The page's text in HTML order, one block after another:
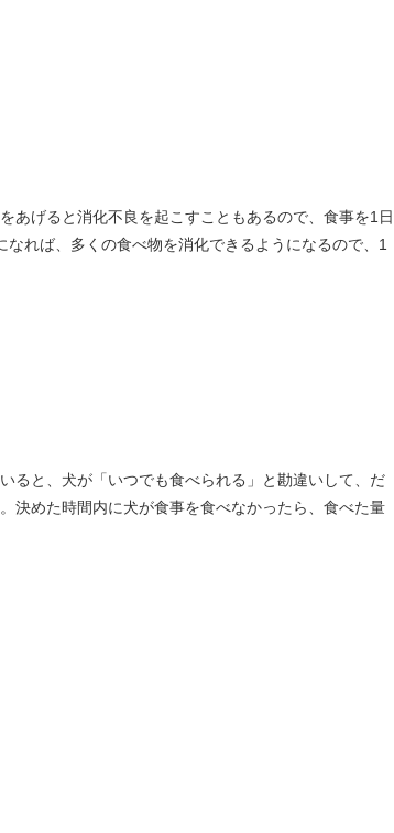
あげると消化不良を起こすこともあるので、食事を1日
れば、多くの食べ物を消化できるようになるので、1
ると、犬が「いつでも食べられる」と勘違いして、だ
決めた時間内に犬が食事を食べなかったら、食べた量